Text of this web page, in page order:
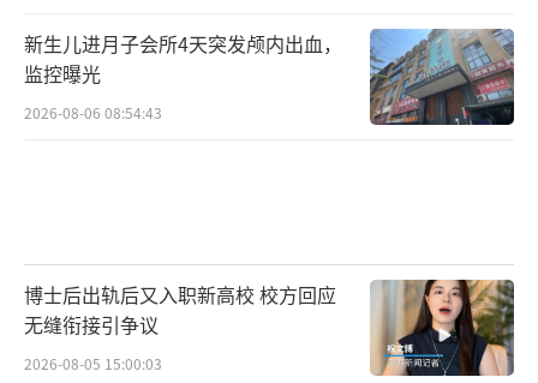
新生儿进月子会所4天突发颅内出血，
监控曝光
2026-08-06 08:54:43
博士后出轨后又入职新高校 校方回应
无缝衔接引争议
2026-08-05 15:00:03